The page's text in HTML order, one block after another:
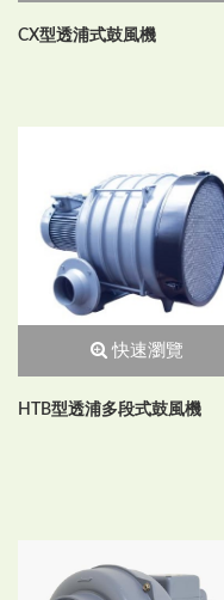
CX型透浦式鼓風機
快速瀏覽
HTB型透浦多段式鼓風機